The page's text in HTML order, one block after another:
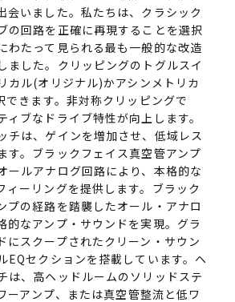
会いました。私たちは、クラシック
の回路を正確に再現することを選択
わたって見られる最も一般的な改造
ました。クリッピングのトグルスイ
カル(オリジナル)かアシンメトリカ
できます。非対称クリッピングで
ィブなドライブ特性が向上します。
チは、ゲインを増加させ、低域レス
す。ブラックフェイス真空管アンプ
ールアナログ回路により、本格的な
ィーリングを提供します。ブラック
プの経路を踏襲したオール・アナロ
的なアンプ・サウンドを実現。グラ
にスクープされたクリーン・サウン
EQセクションを搭載しています。ヘ
は、高ヘッドルームのソリッドステ
ーアンプ、または真空管整流と低ワ